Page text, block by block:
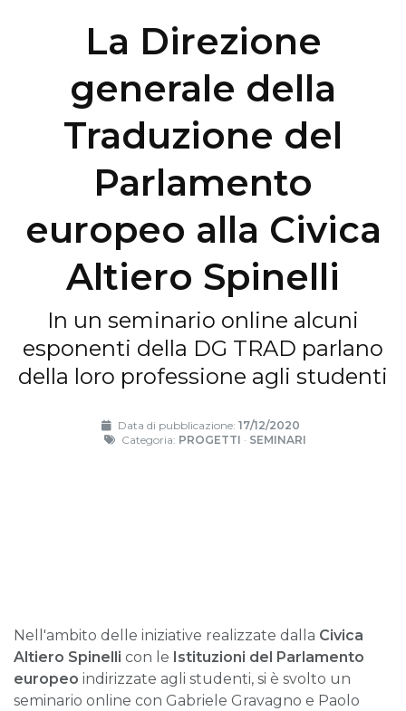
La Direzione
generale della
Traduzione del
Parlamento
europeo alla Civica
Altiero Spinelli
In un seminario online alcuni
esponenti della DG TRAD parlano
della loro professione agli studenti
Data di pubblicazione:17/12/2020
Categoria: PROGETTI · SEMINARI
Nell'ambito delle iniziative realizzate dalla Civica
Altiero Spinelli con le Istituzioni del Parlamento
europeo indirizzate agli studenti, si è svolto un
seminario online con Gabriele Gravagno e Paolo